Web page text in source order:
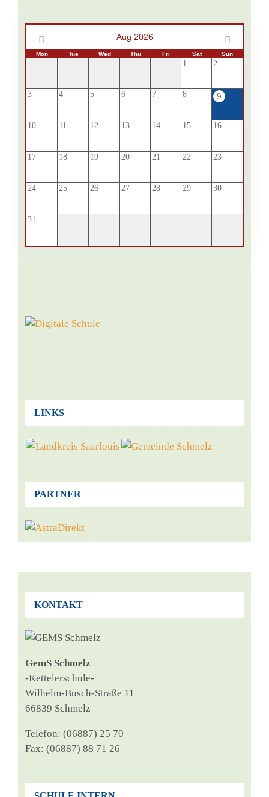
KONTAKT
GemS Schmelz
‑Ket­tel­er­schu­le-
Wil­helm-Busch-Stra­ße 11
66839 Schmelz
Tele­fon: (06887) 25 70
Fax: (06887) 88 71 26
Aug 2026
Mon Tue Wed Thu Fri Sat Sun
1 2
3 4 5 6 7 8 9
10 11 12 13 14 15 16
17 18 19 20 21 22 23
24 25 26 27 28 29 30
31
LINKS
PARTNER